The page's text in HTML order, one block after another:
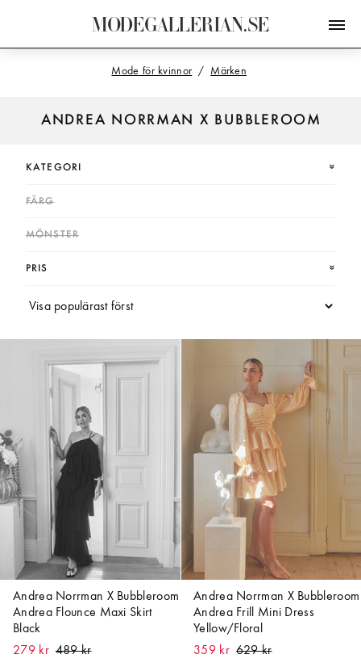
MODEGALLERIAN.SE
ANDREA NORRMAN X BUBBLEROOM
Mode för kvinnor Märken
KATEGORI
FÄRG
MÖNSTER
PRIS
Andrea Norrman X Bubbleroom
Andrea Flounce Maxi Skirt
Black
279 kr
Andrea Norrman X Bubbleroom
Andrea Frill Mini Dress
Yellow/Floral
359 kr